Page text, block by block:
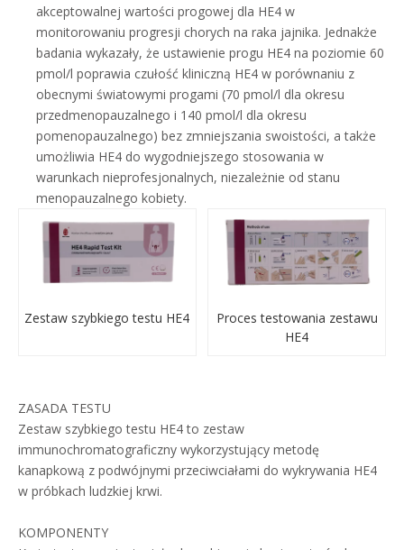
akceptowalnej wartości progowej dla HE4 w
monitorowaniu progresji chorych na raka jajnika. Jednakże
badania wykazały, że ustawienie progu HE4 na poziomie 60
pmol/l poprawia czułość kliniczną HE4 w porównaniu z
obecnymi światowymi progami (70 pmol/l dla okresu
przedmenopauzalnego i 140 pmol/l dla okresu
pomenopauzalnego) bez zmniejszania swoistości, a także
umożliwia HE4 do wygodniejszego stosowania w
warunkach nieprofesjonalnych, niezależnie od stanu
menopauzalnego kobiety.
Zestaw szybkiego testu HE4
Proces testowania zestawu
HE4
ZASADA TESTU
Zestaw szybkiego testu HE4 to zestaw
immunochromatograficzny wykorzystujący metodę
kanapkową z podwójnymi przeciwciałami do wykrywania HE4
w próbkach ludzkiej krwi.
KOMPONENTY